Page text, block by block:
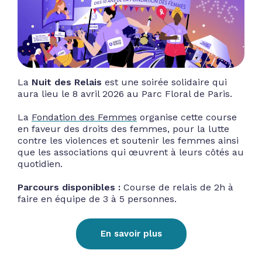
La Nuit des Relais est une soirée solidaire qui
aura lieu le 8 avril 2026 au Parc Floral de Paris.
La Fondation des Femmes organise cette course
en faveur des droits des femmes, pour la lutte
contre les violences et soutenir les femmes ainsi
que les associations qui œuvrent à leurs côtés au
quotidien.
Parcours disponibles : Course de relais de 2h à
faire en équipe de 3 à 5 personnes.
En savoir plus